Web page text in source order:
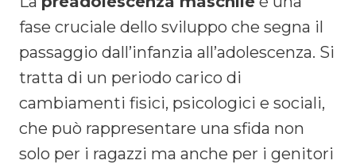
fase cruciale dello sviluppo che segna il
passaggio dall’infanzia all’adolescenza. Si
tratta di un periodo carico di
cambiamenti fisici, psicologici e sociali,
che può rappresentare una sfida non
solo per i ragazzi ma anche per i genitori